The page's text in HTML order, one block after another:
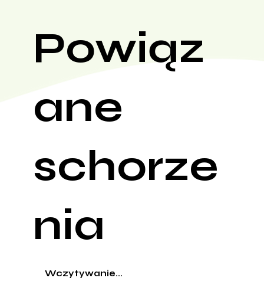
Powiąz
ane
schorze
nia
Wczytywanie...